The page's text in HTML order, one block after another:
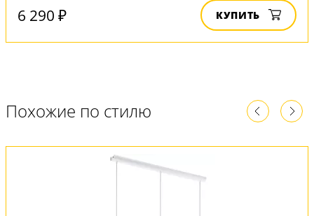
6 290 ₽ КУПИТЬ
Похожие по стилю